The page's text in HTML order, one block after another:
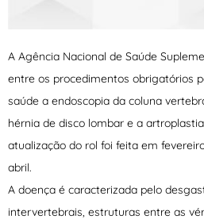
A Agência Nacional de Saúde
entre os procedimentos obrigatórios
saúde a endoscopia da coluna
hérnia de disco lombar e a
atualização do rol foi feita em
abril.
A doença é caracterizada pelo
intervertebrais, estruturas entre as